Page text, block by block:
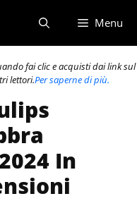
Menu
fai clic e acquisti dai link sul
lettori.Per saperne di più.
In